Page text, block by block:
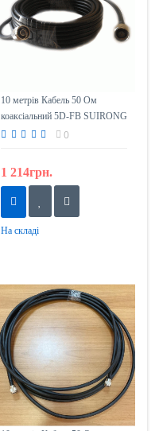
10 метрів Кабель 50 Ом
коаксіальний 5D-FB SUIRONG
з роз'ємами N-тип
0
1 214грн.
На складі